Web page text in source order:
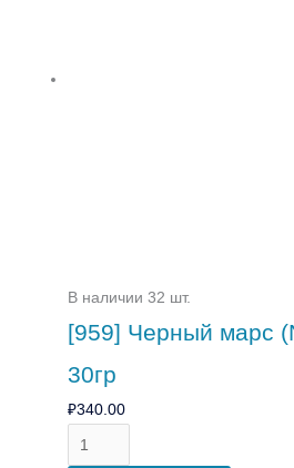
В наличии 32 шт.
[959] Черный марс
30гр
₽340.00